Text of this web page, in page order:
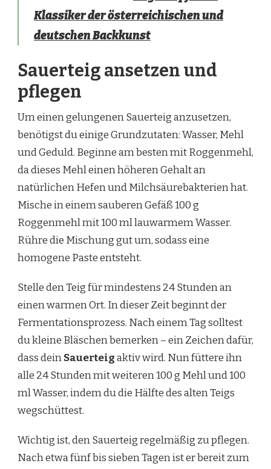
Klassiker der österreichischen und
deutschen Backkunst
Sauerteig ansetzen und
pflegen
Um einen gelungenen Sauerteig anzusetzen,
benötigst du einige Grundzutaten: Wasser, Mehl
und Geduld. Beginne am besten mit Roggenmehl,
da dieses Mehl einen höheren Gehalt an
natürlichen Hefen und Milchsäurebakterien hat.
Mische in einem sauberen Gefäß 100 g
Roggenmehl mit 100 ml lauwarmem Wasser.
Rühre die Mischung gut um, sodass eine
homogene Paste entsteht.
Stelle den Teig für mindestens 24 Stunden an
einen warmen Ort. In dieser Zeit beginnt der
Fermentationsprozess. Nach einem Tag solltest
du kleine Bläschen bemerken – ein Zeichen dafür,
dass deinSauerteigaktiv wird. Nun füttere ihn
alle 24 Stunden mit weiteren 100 g Mehl und 100
ml Wasser, indem du die Hälfte des alten Teigs
wegschüttest.
Wichtig ist, den Sauerteig regelmäßig zu pflegen.
Nach etwa fünf bis sieben Tagen ist er bereit zum